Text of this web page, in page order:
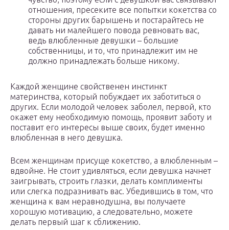
отношения, пресеките все попытки кокетства со
стороны других барышень и постарайтесь не
давать ни малейшего повода ревновать вас,
ведь влюбленные девушки – большие
собственницы, и то, что принадлежит им не
должно принадлежать больше никому.
Каждой женщине свойственен инстинкт
материнства, который побуждает их заботиться о
других. Если молодой человек заболел, первой, кто
окажет ему необходимую помощь, проявит заботу и
поставит его интересы выше своих, будет именно
влюбленная в него девушка.
Всем женщинам присуще кокетство, а влюбленным –
вдвойне. Не стоит удивляться, если девушка начнет
заигрывать, строить глазки, делать комплименты
или слегка подразнивать вас. Убедившись в том, что
женщина к вам неравнодушна, вы получаете
хорошую мотивацию, а следовательно, можете
делать первый шаг к сближению.